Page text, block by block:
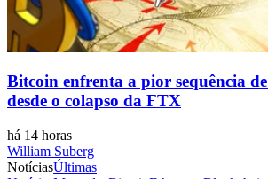
Bitcoin enfrenta a pior sequência
desde o colapso da FTX
há 14 horas
William Suberg
NotíciasÚltimas